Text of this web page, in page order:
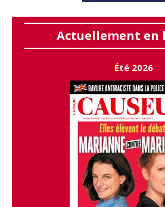
Actuellement en
Été 2026